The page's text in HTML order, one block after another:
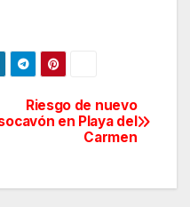
Riesgo de nuevo
en Playa del
Carmen